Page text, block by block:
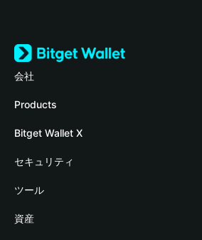
会社
Bitget Walletについて
ブログ
アカデミー
暗号資産ニュース
Help Center
Products
Crypto Card
Stablecoin Earn
Payfi Crypto
Crypto Swap API
Bitget Wallet X
デベロッパー
ウォレットを接続
Bitget Wallet Pay
セキュリティ
保護基金
セキュリティ技術
ツール
暗号資産を購入
資産